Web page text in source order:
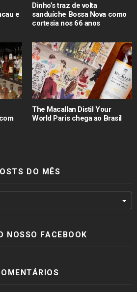
e
Dinho’s traz de volta
sanduíche Bossa Nova como
cortesia nos 66 anos
The Macallan Distil Your
World Paris chega ao Brasil
DO MÊS
NOSSO FACEBOOK